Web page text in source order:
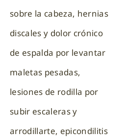
sobre la cabeza, hernias
discales y dolor crónico
de espalda por levantar
maletas pesadas,
lesiones de rodilla por
subir escaleras y
arrodillarte, epicondilitis